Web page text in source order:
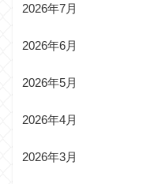
2026年7月
2026年6月
2026年5月
2026年4月
2026年3月